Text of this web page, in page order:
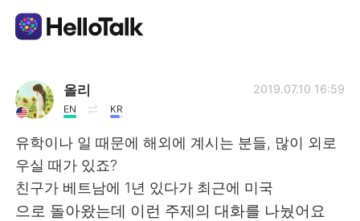
Приложение для Языкового Обмена
AI Grammar Checker
Русский
올리
EN KR
2019.07.10 16:59
유학이나 일 때문에 해외에 계시는 분들, 많이 외로
우실 때가 있죠?
친구가 베트남에 1년 있다가 최근에 미국
으로 돌아왔는데 이런 주제의 대화를 나눴어요